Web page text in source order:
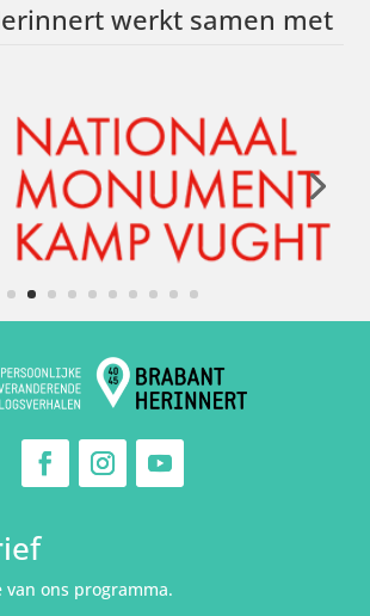
werkt samen met
ons programma.